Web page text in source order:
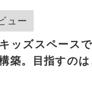
ュー
ッズスペース
築。目指すの